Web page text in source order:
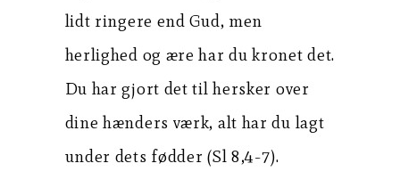
lidt ringere end Gud, men
herlighed og ære har du kronet det.
Du har gjort det til hersker over
dine hænders værk, alt har du lagt
under dets fødder (Sl 8,4-7).